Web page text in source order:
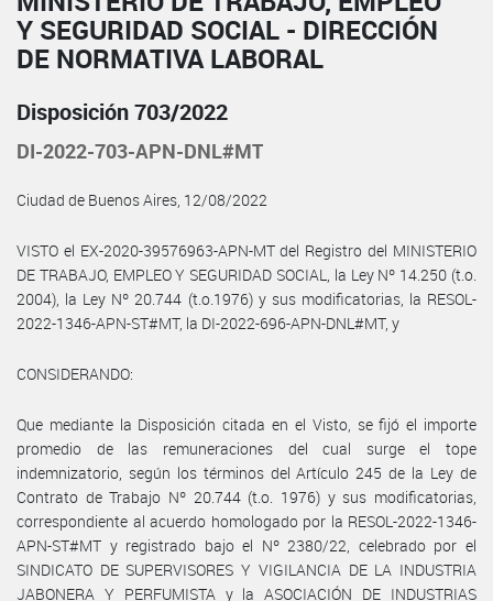
Y SEGURIDAD SOCIAL - DIRECCIÓN
DE NORMATIVA LABORAL
Disposición 703/2022
DI-2022-703-APN-DNL#MT
Ciudad de Buenos Aires, 12/08/2022
VISTO el EX-2020-39576963-APN-MT del Registro del MINISTERIO
DE TRABAJO, EMPLEO Y SEGURIDAD SOCIAL, la Ley Nº 14.250 (t.o.
2004), la Ley Nº 20.744 (t.o.1976) y sus modificatorias, la RESOL-
2022-1346-APN-ST#MT, la DI-2022-696-APN-DNL#MT, y
CONSIDERANDO:
Que mediante la Disposición citada en el Visto, se fijó el importe
promedio de las remuneraciones del cual surge el tope
indemnizatorio, según los términos del Artículo 245 de la Ley de
Contrato de Trabajo Nº 20.744 (t.o. 1976) y sus modificatorias,
correspondiente al acuerdo homologado por la RESOL-2022-1346-
APN-ST#MT y registrado bajo el Nº 2380/22, celebrado por el
SINDICATO DE SUPERVISORES Y VIGILANCIA DE LA INDUSTRIA
JABONERA Y PERFUMISTA y la ASOCIACIÓN DE INDUSTRIAS